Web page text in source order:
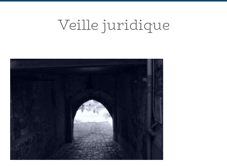
Veille juridique